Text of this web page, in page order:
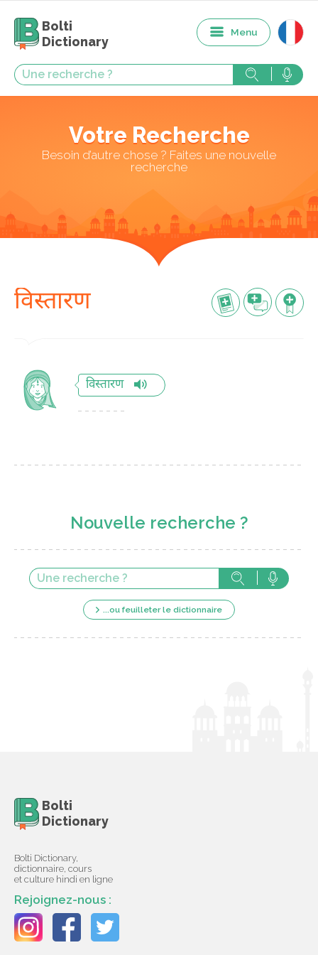
Bolti
Dictionary
Menu
Votre Recherche
Besoin d’autre chose ? Faites une nouvelle
recherche
विस्तारण
विस्तारण
Nouvelle recherche ?
...ou feuilleter le dictionnaire
Bolti
Dictionary
Bolti Dictionary,
dictionnaire, cours
et culture hindi en ligne
Rejoignez-nous :